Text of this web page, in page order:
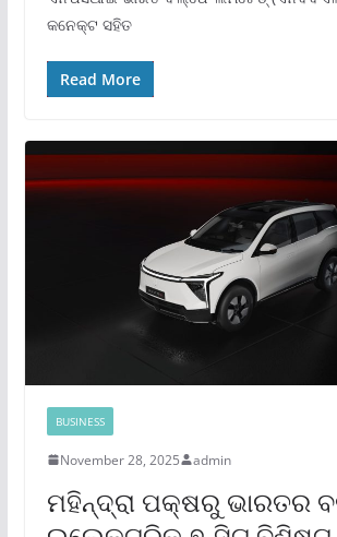
କନେକ୍ଟ ସହିତ
Read More
BUSINESS
November 28, 2025 admin
ମହିନ୍ଦ୍ରା ପକ୍ଷରୁ ଭାରତର